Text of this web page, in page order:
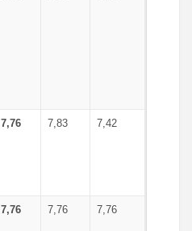
7,76 7,83 7,42
7,76 7,76 7,76